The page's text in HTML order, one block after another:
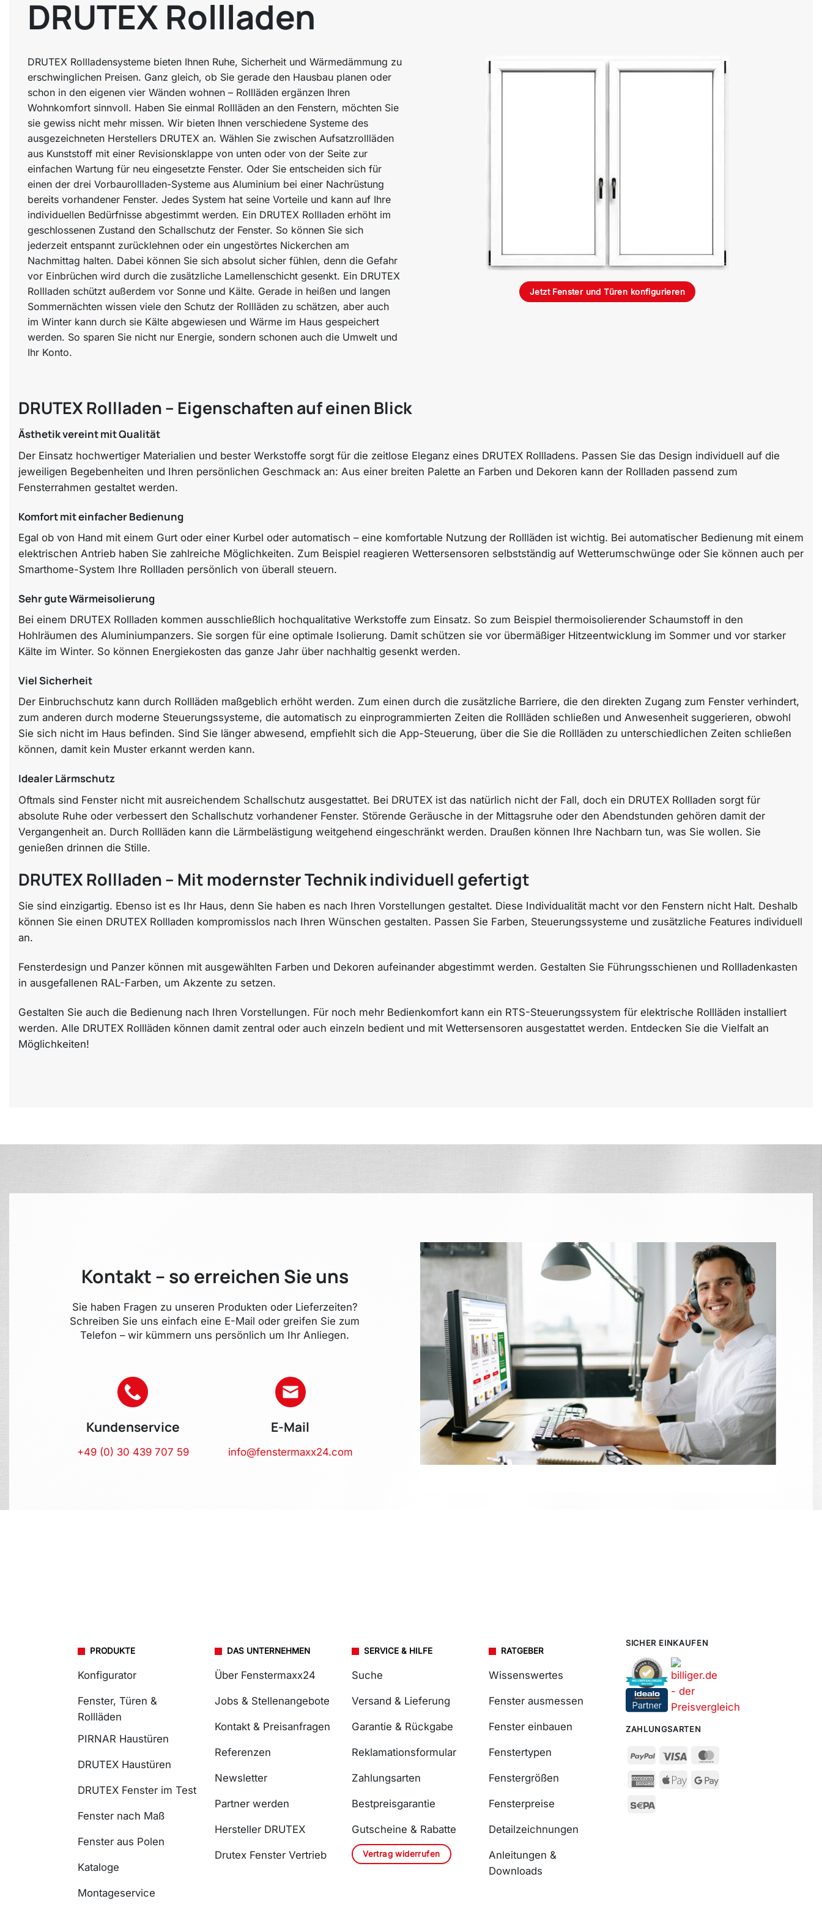
DRUTEX Rollladen
DRUTEX Rollladensysteme bieten Ihnen Ruhe, Sicherheit und Wärmedämmung zu
erschwinglichen Preisen. Ganz gleich, ob Sie gerade den Hausbau planen oder
schon in den eigenen vier Wänden wohnen – Rollläden ergänzen Ihren
Wohnkomfort sinnvoll. Haben Sie einmal Rollläden an den Fenstern, möchten Sie
sie gewiss nicht mehr missen. Wir bieten Ihnen verschiedene Systeme des
ausgezeichneten Herstellers DRUTEX an. Wählen Sie zwischen Aufsatzrollläden
aus Kunststoff mit einer Revisionsklappe von unten oder von der Seite zur
einfachen Wartung für neu eingesetzte Fenster. Oder Sie entscheiden sich für
einen der drei Vorbaurollladen-Systeme aus Aluminium bei einer Nachrüstung
bereits vorhandener Fenster. Jedes System hat seine Vorteile und kann auf Ihre
individuellen Bedürfnisse abgestimmt werden. Ein DRUTEX Rollladen erhöht im
geschlossenen Zustand den Schallschutz der Fenster. So können Sie sich
jederzeit entspannt zurücklehnen oder ein ungestörtes Nickerchen am
Nachmittag halten. Dabei können Sie sich absolut sicher fühlen, denn die Gefahr
vor Einbrüchen wird durch die zusätzliche Lamellenschicht gesenkt. Ein DRUTEX
Rollladen schützt außerdem vor Sonne und Kälte. Gerade in heißen und langen
Sommernächten wissen viele den Schutz der Rollläden zu schätzen, aber auch
im Winter kann durch sie Kälte abgewiesen und Wärme im Haus gespeichert
werden. So sparen Sie nicht nur Energie, sondern schonen auch die Umwelt und
Ihr Konto.
Jetzt Fenster und Türen konfigurieren
DRUTEX Rollladen – Eigenschaften auf einen Blick
Ästhetik vereint mit Qualität
Der Einsatz hochwertiger Materialien und bester Werkstoffe sorgt für die zeitlose Eleganz eines DRUTEX Rollladens. Passen Sie das Design individuell auf die
jeweiligen Begebenheiten und Ihren persönlichen Geschmack an: Aus einer breiten Palette an Farben und Dekoren kann der Rollladen passend zum
Fensterrahmen gestaltet werden.
Komfort mit einfacher Bedienung
Egal ob von Hand mit einem Gurt oder einer Kurbel oder automatisch – eine komfortable Nutzung der Rollläden ist wichtig. Bei automatischer Bedienung mit einem
elektrischen Antrieb haben Sie zahlreiche Möglichkeiten. Zum Beispiel reagieren Wettersensoren selbstständig auf Wetterumschwünge oder Sie können auch per
Smarthome-System Ihre Rollladen persönlich von überall steuern.
Sehr gute Wärmeisolierung
Bei einem DRUTEX Rollladen kommen ausschließlich hochqualitative Werkstoffe zum Einsatz. So zum Beispiel thermoisolierender Schaumstoff in den
Hohlräumen des Aluminiumpanzers. Sie sorgen für eine optimale Isolierung. Damit schützen sie vor übermäßiger Hitzeentwicklung im Sommer und vor starker
Kälte im Winter. So können Energiekosten das ganze Jahr über nachhaltig gesenkt werden.
Viel Sicherheit
Der Einbruchschutz kann durch Rollläden maßgeblich erhöht werden. Zum einen durch die zusätzliche Barriere, die den direkten Zugang zum Fenster verhindert,
zum anderen durch moderne Steuerungssysteme, die automatisch zu einprogrammierten Zeiten die Rollläden schließen und Anwesenheit suggerieren, obwohl
Sie sich nicht im Haus befinden. Sind Sie länger abwesend, empfiehlt sich die App-Steuerung, über die Sie die Rollläden zu unterschiedlichen Zeiten schließen
können, damit kein Muster erkannt werden kann.
Idealer Lärmschutz
Oftmals sind Fenster nicht mit ausreichendem Schallschutz ausgestattet. Bei DRUTEX ist das natürlich nicht der Fall, doch ein DRUTEX Rollladen sorgt für
absolute Ruhe oder verbessert den Schallschutz vorhandener Fenster. Störende Geräusche in der Mittagsruhe oder den Abendstunden gehören damit der
Vergangenheit an. Durch Rollläden kann die Lärmbelästigung weitgehend eingeschränkt werden. Draußen können Ihre Nachbarn tun, was Sie wollen. Sie
genießen drinnen die Stille.
DRUTEX Rollladen – Mit modernster Technik individuell gefertigt
Sie sind einzigartig. Ebenso ist es Ihr Haus, denn Sie haben es nach Ihren Vorstellungen gestaltet. Diese Individualität macht vor den Fenstern nicht Halt. Deshalb
können Sie einen DRUTEX Rollladen kompromisslos nach Ihren Wünschen gestalten. Passen Sie Farben, Steuerungssysteme und zusätzliche Features individuell
an.
Fensterdesign und Panzer können mit ausgewählten Farben und Dekoren aufeinander abgestimmt werden. Gestalten Sie Führungsschienen und Rollladenkasten
in ausgefallenen RAL-Farben, um Akzente zu setzen.
Gestalten Sie auch die Bedienung nach Ihren Vorstellungen. Für noch mehr Bedienkomfort kann ein RTS-Steuerungssystem für elektrische Rollläden installiert
werden. Alle DRUTEX Rollläden können damit zentral oder auch einzeln bedient und mit Wettersensoren ausgestattet werden. Entdecken Sie die Vielfalt an
Möglichkeiten!
Kontakt – so erreichen Sie uns
Sie haben Fragen zu unseren Produkten oder Lieferzeiten?
Schreiben Sie uns einfach eine E-Mail oder greifen Sie zum
Telefon – wir kümmern uns persönlich um Ihr Anliegen.
Kundenservice
+49 (0) 30 439 707 59
E-Mail
info@fenstermaxx24.com
PRODUKTE
Konfigurator
Fenster, Türen &
Rollläden
PIRNAR Haustüren
DRUTEX Haustüren
DRUTEX Fenster im Test
Fenster nach Maß
Fenster aus Polen
Kataloge
Montageservice
DAS UNTERNEHMEN
Über Fenstermaxx24
Jobs & Stellenangebote
Kontakt & Preisanfragen
Referenzen
Newsletter
Partner werden
Hersteller DRUTEX
Drutex Fenster Vertrieb
SERVICE & HILFE
Suche
Versand & Lieferung
Garantie & Rückgabe
Reklamationsformular
Zahlungsarten
Bestpreisgarantie
Gutscheine & Rabatte
Vertrag widerrufen
RATGEBER
Wissenswertes
Fenster ausmessen
Fenster einbauen
Fenstertypen
Fenstergrößen
Fensterpreise
Detailzeichnungen
Anleitungen &
Downloads
SICHER EINKAUFEN
ZAHLUNGSARTEN